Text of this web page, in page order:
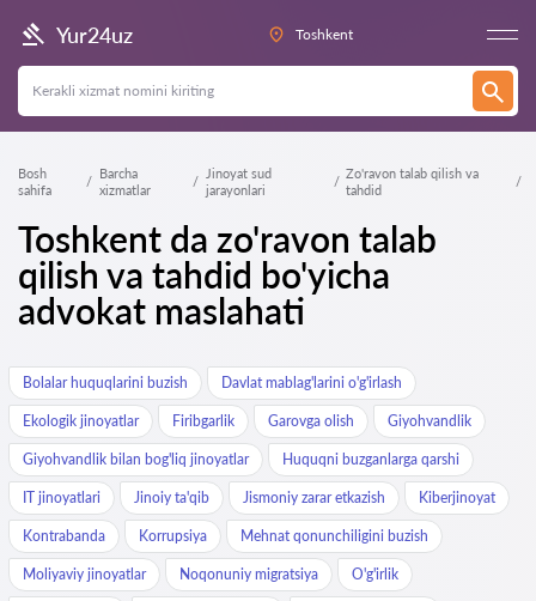
Yur24uz Toshkent
Bosh
sahifa
Barcha
xizmatlar
Jinoyat sud
jarayonlari
Zo'ravon talab qilish va
tahdid
Toshkent da zo'ravon talab
qilish va tahdid bo'yicha
advokat maslahati
Bolalar huquqlarini buzish Davlat mablag'larini o'g'irlash
Ekologik jinoyatlar Firibgarlik Garovga olish Giyohvandlik
Giyohvandlik bilan bog'liq jinoyatlar Huquqni buzganlarga qarshi
IT jinoyatlari Jinoiy ta'qib Jismoniy zarar etkazish Kiberjinoyat
Kontrabanda Korrupsiya Mehnat qonunchiligini buzish
Moliyaviy jinoyatlar Noqonuniy migratsiya O'g'irlik